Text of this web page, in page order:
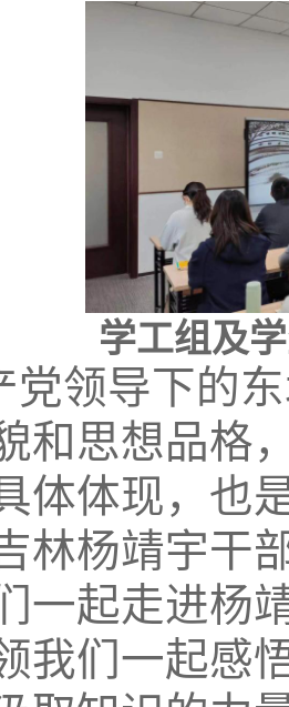
学工组及
党领导下的
和思想品格
体体现，也
林杨靖宇干
一起走进杨
我们一起感